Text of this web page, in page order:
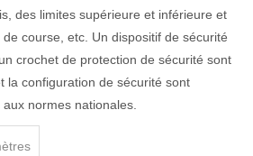
des limites supérieure et inférieure et
course, etc. Un dispositif de sécurité
crochet de protection de sécurité sont
la configuration de sécurité sont
normes nationales.